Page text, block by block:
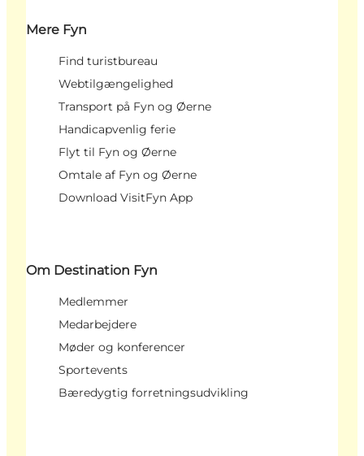
Mere Fyn
Find turistbureau
Webtilgængelighed
Transport på Fyn og Øerne
Handicapvenlig ferie
Flyt til Fyn og Øerne
Omtale af Fyn og Øerne
Download VisitFyn App
Om Destination Fyn
Medlemmer
Medarbejdere
Møder og konferencer
Sportevents
Bæredygtig forretningsudvikling